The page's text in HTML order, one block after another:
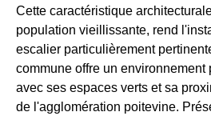
Cette caractéristique
population vieillissante, rend
escalier particulièrement
commune offre un environnement
avec ses espaces verts et sa
de l'agglomération poitevine.